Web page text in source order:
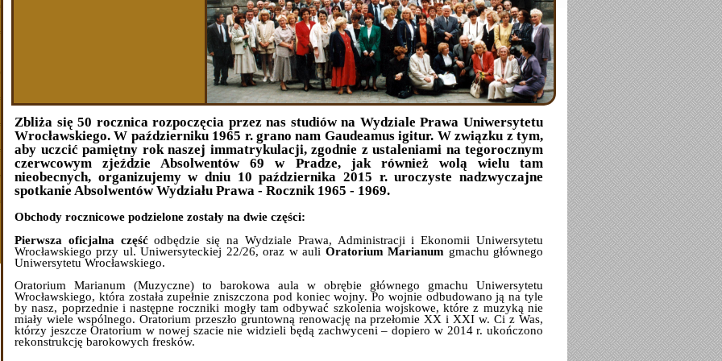
Zbliża się 50 rocznica rozpoczęcia przez nas studiów na Wydziale Prawa Uniwersytetu
Wrocławskiego. W październiku 1965 r. grano nam Gaudeamus igitur. W związku z tym,
aby uczcić pamiętny rok naszej immatrykulacji, zgodnie z ustaleniami na tegorocznym
czerwcowym zjeździe Absolwentów 69 w Pradze, jak również wolą wielu tam
nieobecnych, organizujemy w dniu 10 października 2015 r. uroczyste nadzwyczajne
spotkanie Absolwentów Wydziału Prawa - Rocznik 1965 - 1969.
Obchody rocznicowe podzielone zostały na dwie części:
Pierwsza oficjalna częśćodbędzie się na Wydziale Prawa, Administracji i Ekonomii Uniwersytetu
Wrocławskiego przy ul. Uniwersyteckiej 22/26, oraz w auli Oratorium Marianum gmachu głównego
Uniwersytetu Wrocławskiego.
Oratorium Marianum (Muzyczne) to barokowa aula w obrębie głównego gmachu Uniwersytetu
Wrocławskiego, która została zupełnie zniszczona pod koniec wojny. Po wojnie odbudowano ją na tyle
by nasz, poprzednie i następne roczniki mogły tam odbywać szkolenia wojskowe, które z muzyką nie
miały wiele wspólnego. Oratorium przeszło gruntowną renowację na przełomie XX i XXI w. Ci z Was,
którzy jeszcze Oratorium w nowej szacie nie widzieli będą zachwyceni – dopiero w 2014 r. ukończono
rekonstrukcję barokowych fresków.